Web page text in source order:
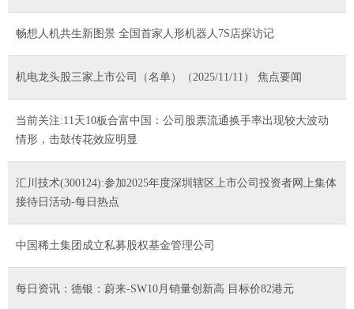
畅想人机共生新图景 全国首家人形机器人7S店探访记
机电龙头股三家上市公司（名单）（2025/11/11） 焦点要闻
当前关注:11天10板合富中国：公司股票流通换手率出现较大波动
情形，击鼓传花效应明显
汇川技术(300124):参加2025年度深圳辖区上市公司投资者网上集体
接待日活动-每日热点
中国稀土集团成立私募股权基金管理公司
每日资讯：德银：蔚来-SW10月销量创新高 目标价82港元